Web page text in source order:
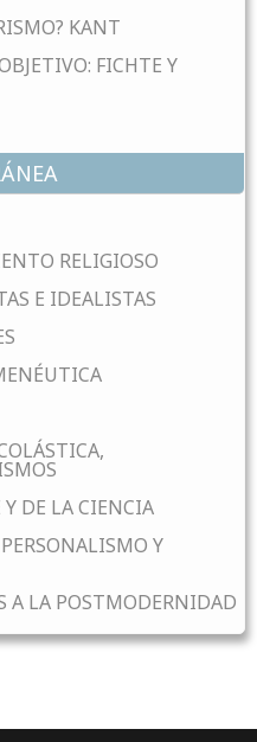
KANT
FICHTE Y
RELIGIOSO
E IDEALISTAS
DE LA CIENCIA
Y
A LA POSTMODERNIDAD